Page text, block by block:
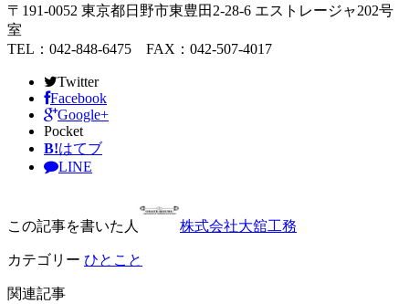
〒191-0052 東京都日野市東豊田2-28-6 エストレージャ202号
室
TEL：042-848-6475 FAX：042-507-4017
Twitter
Facebook
Google+
Pocket
B!はてブ
LINE
この記事を書いた人 株式会社大舘工務
カテゴリー ひとこと
関連記事